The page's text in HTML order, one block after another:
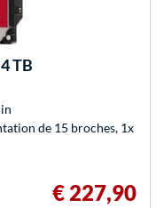
TB
de 15 broches, 1x
€ 227,90